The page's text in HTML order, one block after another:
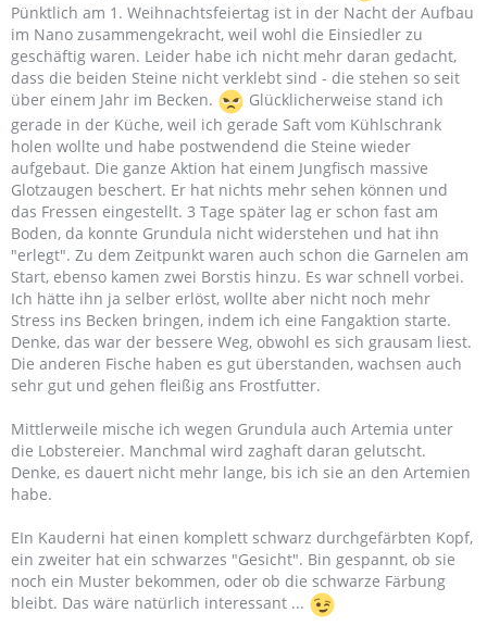
Pünktlich am 1. Weihnachtsfeiertag ist in der Nacht der Aufbau
im Nano zusammengekracht, weil wohl die Einsiedler zu
geschäftig waren. Leider habe ich nicht mehr daran gedacht,
dass die beiden Steine nicht verklebt sind - die stehen so seit
über einem Jahr im Becken.
Glücklicherweise stand ich
gerade in der Küche, weil ich gerade Saft vom Kühlschrank
holen wollte und habe postwendend die Steine wieder
aufgebaut. Die ganze Aktion hat einem Jungfisch massive
Glotzaugen beschert. Er hat nichts mehr sehen können und
das Fressen eingestellt. 3 Tage später lag er schon fast am
Boden, da konnte Grundula nicht widerstehen und hat ihn
"erlegt". Zu dem Zeitpunkt waren auch schon die Garnelen am
Start, ebenso kamen zwei Borstis hinzu. Es war schnell vorbei.
Ich hätte ihn ja selber erlöst, wollte aber nicht noch mehr
Stress ins Becken bringen, indem ich eine Fangaktion starte.
Denke, das war der bessere Weg, obwohl es sich grausam liest.
Die anderen Fische haben es gut überstanden, wachsen auch
sehr gut und gehen fleißig ans Frostfutter.
Mittlerweile mische ich wegen Grundula auch Artemia unter
die Lobstereier. Manchmal wird zaghaft daran gelutscht.
Denke, es dauert nicht mehr lange, bis ich sie an den Artemien
habe.
EIn Kauderni hat einen komplett schwarz durchgefärbten Kopf,
ein zweiter hat ein schwarzes "Gesicht". Bin gespannt, ob sie
noch ein Muster bekommen, oder ob die schwarze Färbung
bleibt. Das wäre natürlich interessant ...